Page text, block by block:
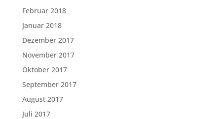
Februar 2018
Januar 2018
Dezember 2017
November 2017
Oktober 2017
September 2017
August 2017
Juli 2017